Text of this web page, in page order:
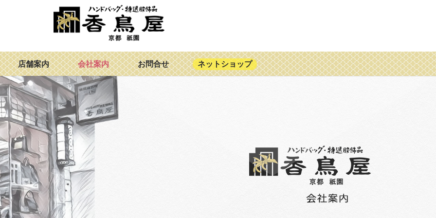
店舗案内 会社案内 お問合せ ネットショップ